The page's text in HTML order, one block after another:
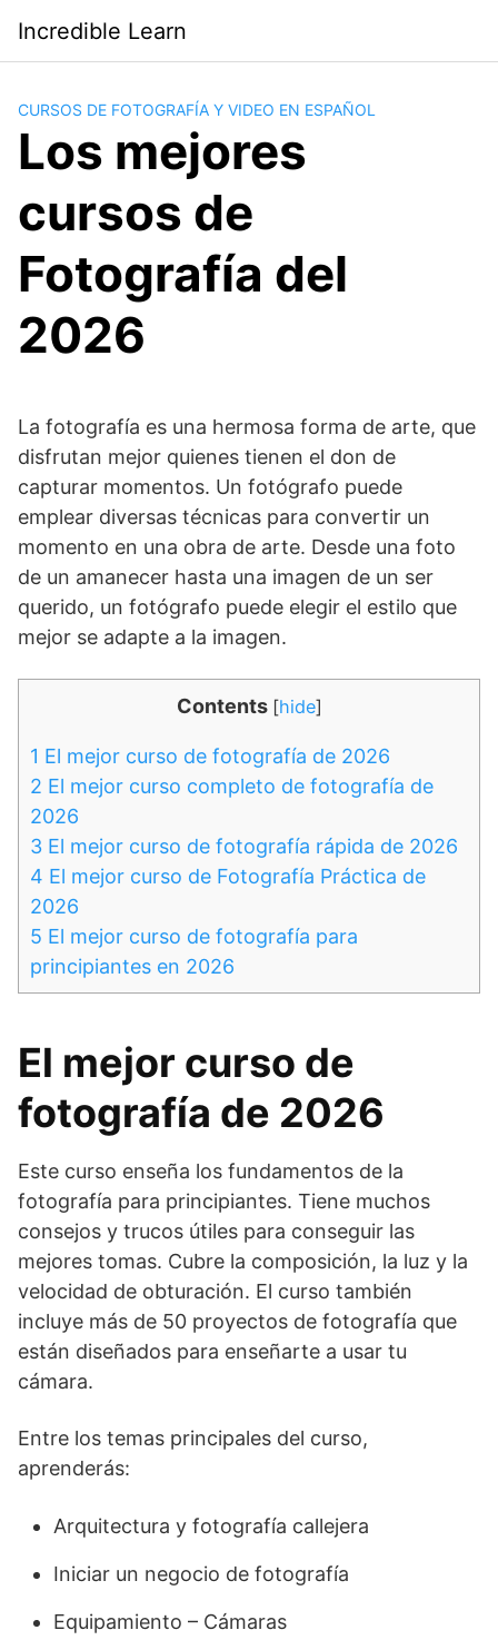
contenido
Incredible Learn
CURSOS DE FOTOGRAFÍA Y VIDEO EN ESPAÑOL
Los mejores
cursos de
Fotografía del
2026
La fotografía es una hermosa forma de arte, que
disfrutan mejor quienes tienen el don de
capturar momentos. Un fotógrafo puede
emplear diversas técnicas para convertir un
momento en una obra de arte. Desde una foto
de un amanecer hasta una imagen de un ser
querido, un fotógrafo puede elegir el estilo que
mejor se adapte a la imagen.
Contents [hide]
1 El mejor curso de fotografía de 2026
2 El mejor curso completo de fotografía de
2026
3 El mejor curso de fotografía rápida de 2026
4 El mejor curso de Fotografía Práctica de
2026
5 El mejor curso de fotografía para
principiantes en 2026
El mejor curso de
fotografía de 2026
Este curso enseña los fundamentos de la
fotografía para principiantes. Tiene muchos
consejos y trucos útiles para conseguir las
mejores tomas. Cubre la composición, la luz y la
velocidad de obturación. El curso también
incluye más de 50 proyectos de fotografía que
están diseñados para enseñarte a usar tu
cámara.
Entre los temas principales del curso,
aprenderás:
Arquitectura y fotografía callejera
Iniciar un negocio de fotografía
Equipamiento – Cámaras